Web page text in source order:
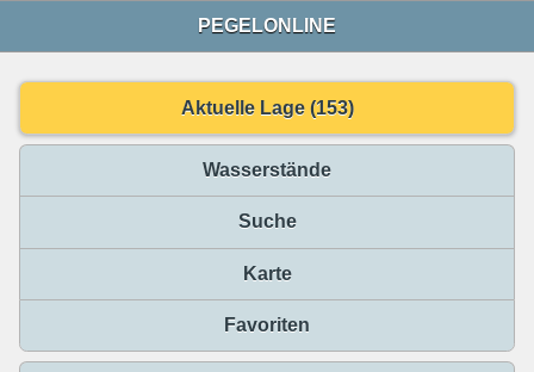
PEGELONLINE
Aktuelle Lage (153)
Wasserstände
Suche
Karte
Favoriten